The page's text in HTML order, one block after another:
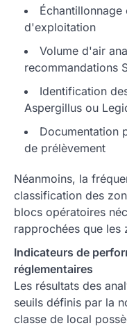
d'exploitation
Volume d'air
recommandations
Identification
Aspergillus ou
Documentation
de prélèvement
Néanmoins, la
classification des
blocs opératoires
rapprochées que les
Indicateurs de
réglementaires
Les résultats des
seuils définis par la
classe de local